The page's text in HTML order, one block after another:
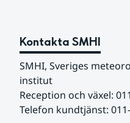
Kontakta SMHI
SMHI, Sveriges
institut
Reception och växel:
Telefon kundtjänst: